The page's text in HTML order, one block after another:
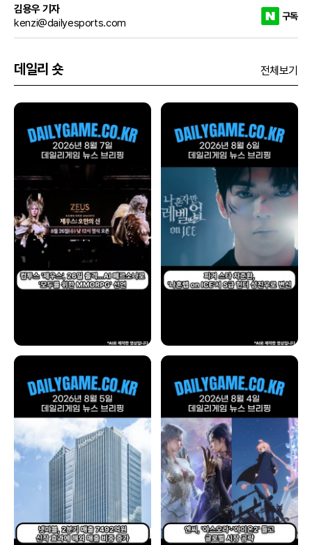
김용우 기자
kenzi@dailyesports.com
구독
데일리 숏 전체보기